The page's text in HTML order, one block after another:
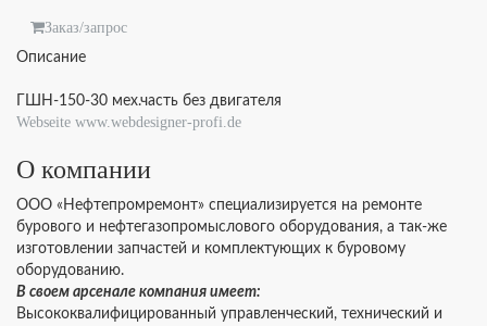
Заказ/запрос
Описание
ГШН-150-30 мех.часть без двигателя
Webseite www.webdesigner-profi.de
О компании
ООО «Нефтепромремонт» специализируется на ремонте
бурового и нефтегазопромыслового оборудования, а так-же
изготовлении запчастей и комплектующих к буровому
оборудованию.
В своем арсенале компания имеет:
Высококвалифицированный управленческий, технический и